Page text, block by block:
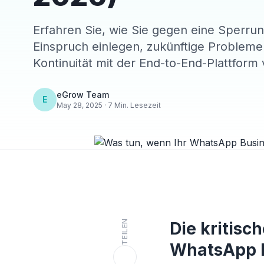
Erfahren Sie, wie Sie gegen eine
Einspruch einlegen, zukünftige
Kontinuität mit der End-to-End-
E eGrow Team
May 28, 2025 · 7 Min. Lesezeit
TEILEN
Die
WhatsApp